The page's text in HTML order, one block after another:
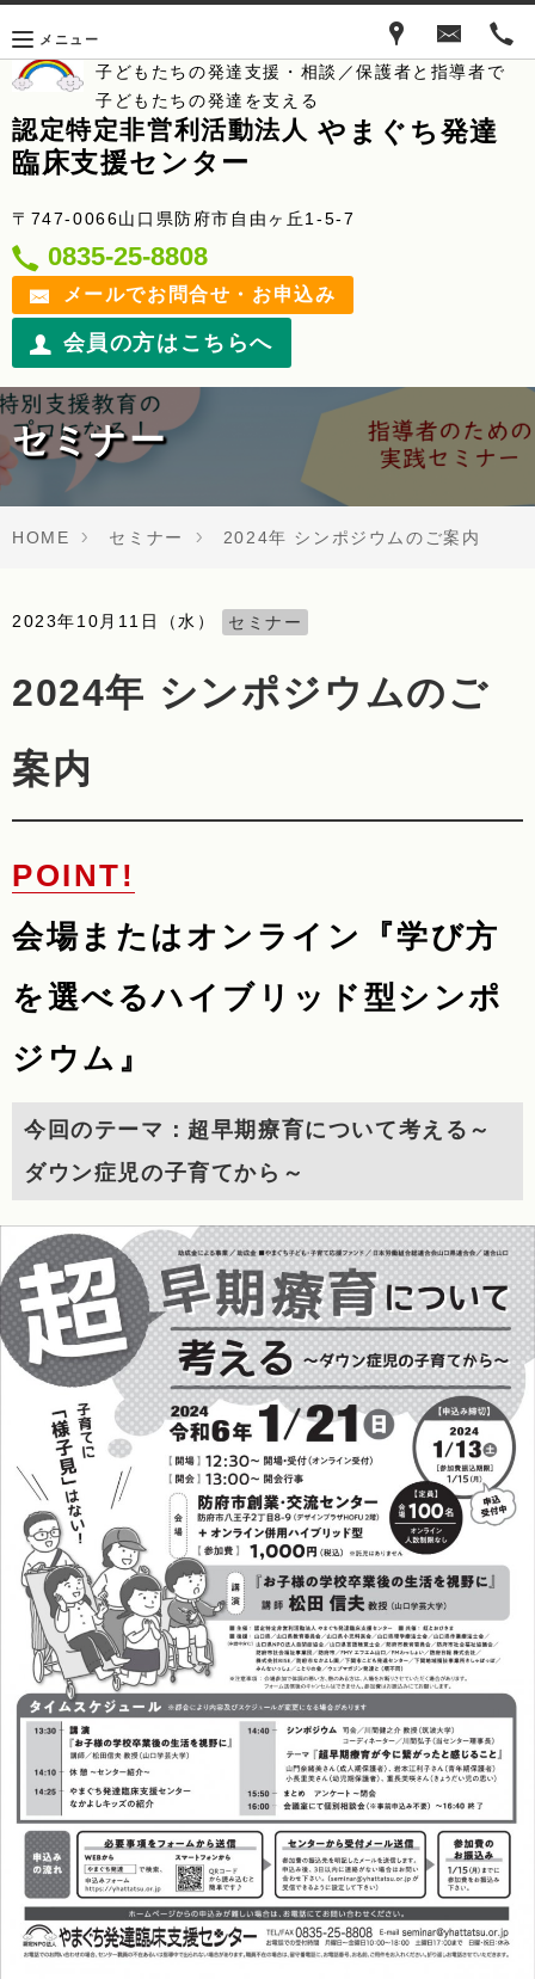
子どもたちの発達支援・相談／保護者と指導者で
子どもたちの発達を支える
認定特定非営利活動法人 やまぐち発達
臨床支援センター
メニュー
〒747-0066山口県防府市自由ヶ丘1-5-7
0835-25-8808
メールでお問合せ・お申込み
会員の方はこちらへ
セミナー
HOME セミナー 2024年 シンポジウムのご案内
2023年10月11日（水） セミナー
2024年 シンポジウムのご
案内
会場またはオンライン『学び方
を選べるハイブリッド型シンポ
ジウム』
今回のテーマ：超早期療育について考える～
ダウン症児の子育てから～